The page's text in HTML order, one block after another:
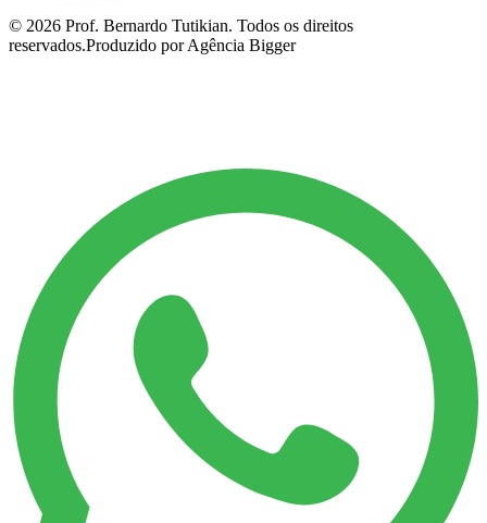
© 2026 Prof. Bernardo Tutikian. Todos os direitos
reservados.Produzido por Agência Bigger